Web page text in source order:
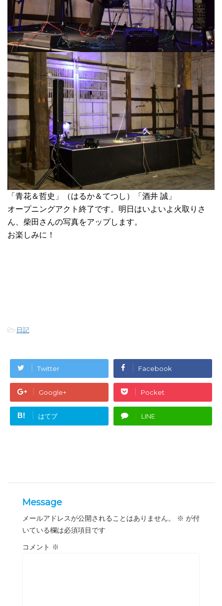
「青花＆哲史」（はるか＆てつし）「酒井 誠」
オープニングアクト終了です。明日はいよいよ火取りさ
ん、柴田さんの写真をアップします。
お楽しみに！
- 日記
Twitter Facebook
Google+ Pocket
B! はてブ LINE
Message
メールアドレスが公開されることはありません。 ※ が付
いている欄は必須項目です
コメント ※